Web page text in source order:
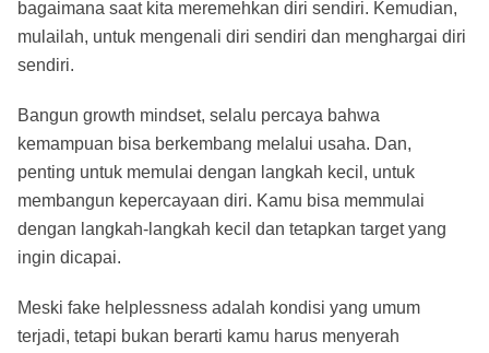
bagaimana saat kita meremehkan diri sendiri. Kemudian,
mulailah, untuk mengenali diri sendiri dan menghargai diri
sendiri.
Bangun growth mindset, selalu percaya bahwa
kemampuan bisa berkembang melalui usaha. Dan,
penting untuk memulai dengan langkah kecil, untuk
membangun kepercayaan diri. Kamu bisa memmulai
dengan langkah-langkah kecil dan tetapkan target yang
ingin dicapai.
Meski fake helplessness adalah kondisi yang umum
terjadi, tetapi bukan berarti kamu harus menyerah